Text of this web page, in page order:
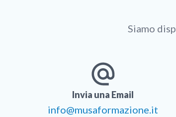
Siamo
Invia una Email
info@musaformazione.it